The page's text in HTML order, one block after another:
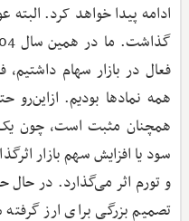
ادامه پیدا خواهد کرد.
فعال در بازار سهام
همه نمادها بودیم. از‌این‌رو
همچنان مثبت است، چون یک
سود یا افزایش سهم بازار
و تورم اثر می‌گذارد. در
تصمیم بزرگی برای ارز گرفته